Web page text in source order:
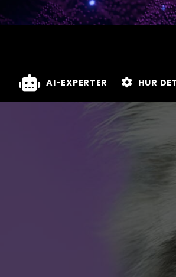
AI-EXPERTER HUR